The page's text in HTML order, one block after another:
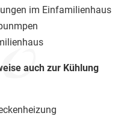
im Einfamilienhaus
auch zur Kühlung